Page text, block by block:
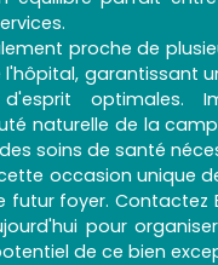
proche de
garantissant
optimales.
naturelle de la
soins de santé
occasion unique
foyer. Contactez
pour
de ce bien